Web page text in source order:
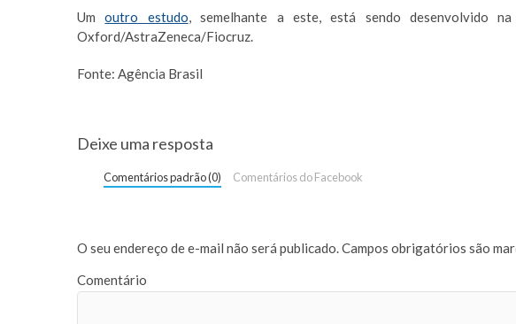
Umoutro estudo, semelhante a este, está sendo desenvolvido
Oxford/AstraZeneca/Fiocruz.
Fonte: Agência Brasil
Deixe uma resposta
Comentários padrão (0) Comentários do Facebook
O seu endereço de e-mail não será publicado.Campos obrigatórios são
Comentário